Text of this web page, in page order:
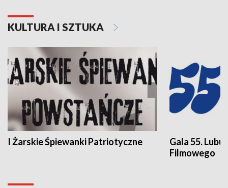
KULTURA I SZTUKA
I Żarskie Śpiewanki Patriotyczne
Gala 55.
Filmowego